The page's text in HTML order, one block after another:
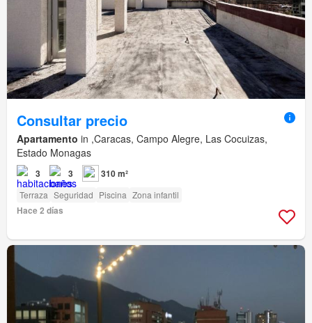
Consultar precio
Apartamento in ,Caracas, Campo Alegre, Las Cocuizas,
Estado Monagas
3 3 310 m²
Terraza Seguridad Piscina Zona infantil
Hace 2 días